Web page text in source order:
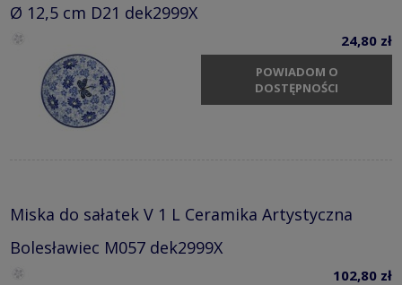
Ø 12,5 cm D21 dek2999X
24,80 zł
POWIADOM O
DOSTĘPNOŚCI
Miska do sałatek V 1 L Ceramika Artystyczna
Bolesławiec M057 dek2999X
102,80 zł